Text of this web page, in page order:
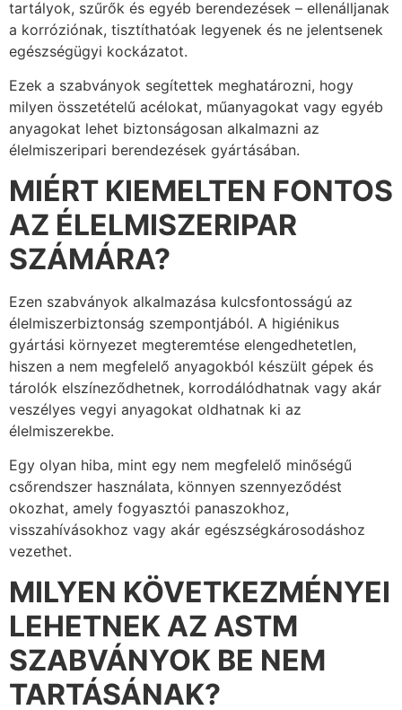
tartályok, szűrők és egyéb berendezések – ellenálljanak
a korróziónak, tisztíthatóak legyenek és ne jelentsenek
egészségügyi kockázatot.
Ezek a szabványok segítettek meghatározni, hogy
milyen összetételű acélokat, műanyagokat vagy egyéb
anyagokat lehet biztonságosan alkalmazni az
élelmiszeripari berendezések gyártásában.
MIÉRT KIEMELTEN FONTOS
AZ ÉLELMISZERIPAR
SZÁMÁRA?
Ezen szabványok alkalmazása kulcsfontosságú az
élelmiszerbiztonság szempontjából. A higiénikus
gyártási környezet megteremtése elengedhetetlen,
hiszen a nem megfelelő anyagokból készült gépek és
tárolók elszíneződhetnek, korrodálódhatnak vagy akár
veszélyes vegyi anyagokat oldhatnak ki az
élelmiszerekbe.
Egy olyan hiba, mint egy nem megfelelő minőségű
csőrendszer használata, könnyen szennyeződést
okozhat, amely fogyasztói panaszokhoz,
visszahívásokhoz vagy akár egészségkárosodáshoz
vezethet.
MILYEN KÖVETKEZMÉNYEI
LEHETNEK AZ ASTM
SZABVÁNYOK BE NEM
TARTÁSÁNAK?